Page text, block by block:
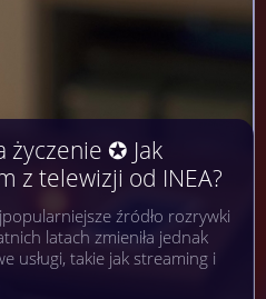
życzenie ✪ Jak
z telewizji od INEA?
źródło rozrywki
latach zmieniła jednak
usługi, takie jak streaming i